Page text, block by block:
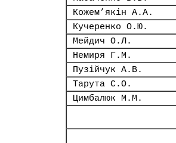
Кожем’якін А.А.
Кучеренко О.Ю.
Мейдич О.Л.
Немиря Г.М.
Пузійчук А.В.
Тарута С.О.
Цимбалюк М.М.